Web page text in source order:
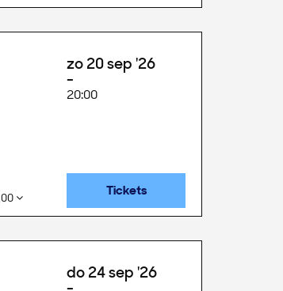
zo 20 sep '26
20:00
Tickets
do 24 sep '26